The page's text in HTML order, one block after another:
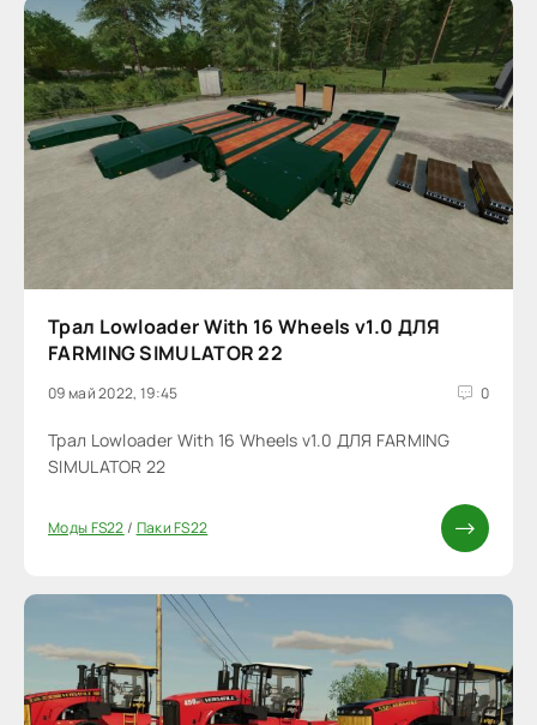
Трал Lowloader With 16 Wheels v1.0 ДЛЯ
FARMING SIMULATOR 22
09 май 2022, 19:45 0
Трал Lowloader With 16 Wheels v1.0 ДЛЯ FARMING
SIMULATOR 22
Моды FS22/ Паки FS22